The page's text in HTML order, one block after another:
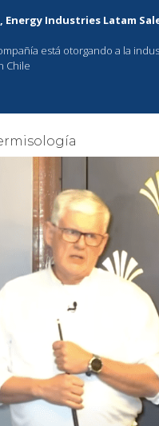
Energy Industries Latam
está otorgando a la
Chile